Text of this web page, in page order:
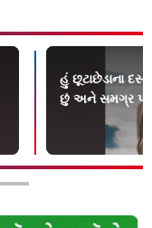
હું છૂટાછેડાના
છું અને સમગ્ર